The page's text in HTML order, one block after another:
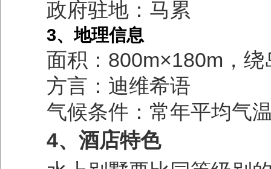
政府驻地：马累
3、地理信息
面积：800m×180m，
方言：迪维希语
气候条件：常年平均气
4、 酒店特色